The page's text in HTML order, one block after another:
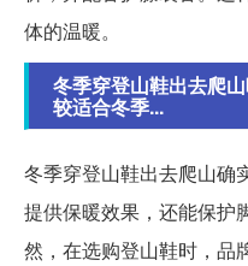
体的温暖。
冬季穿登山鞋出去爬
较适合冬季...
冬季穿登山鞋出去爬山确
提供保暖效果，还能保护
然，在选购登山鞋时，品